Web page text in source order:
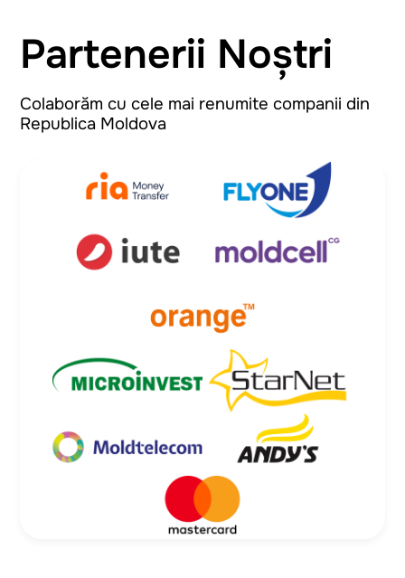
Partenerii Noștri
Colaborăm cu cele mai renumite companii din
Republica Moldova